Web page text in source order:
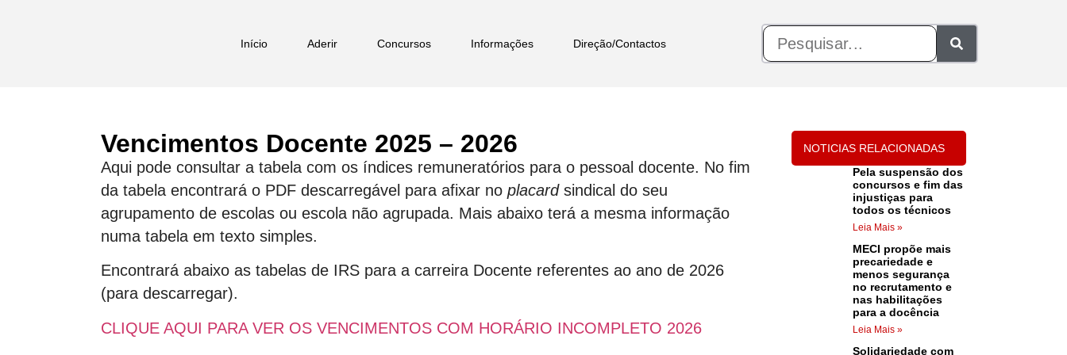
Início Aderir Concursos Informações Direção/Contactos
Vencimentos Docente 2025 – 2026
Aqui pode consultar a tabela com os índices remuneratórios para o pessoal docente. No fim
da tabela encontrará o PDF descarregável para afixar no placard sindical do seu
agrupamento de escolas ou escola não agrupada. Mais abaixo terá a mesma informação
numa tabela em texto simples.
Encontrará abaixo as tabelas de IRS para a carreira Docente referentes ao ano de 2026
(para descarregar).
CLIQUE AQUI PARA VER OS VENCIMENTOS COM HORÁRIO INCOMPLETO 2026
NOTICIAS RELACIONADAS
Pela suspensão dos
concursos e fim das
injustiças para
todos os técnicos
Leia Mais »
MECI propõe mais
precariedade e
menos segurança
no recrutamento e
nas habilitações
para a docência
Leia Mais »
Solidariedade com